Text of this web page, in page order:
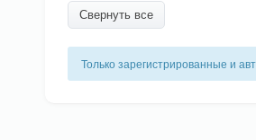
Свернуть все
Только зарегистрированные и